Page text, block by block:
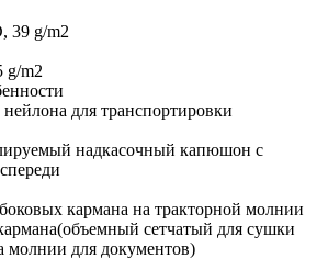
39 g/m2
g/m2
для транспортировки
надкасочный капюшон с
кармана на тракторной молнии
сетчатый для сушки
молнии для документов)